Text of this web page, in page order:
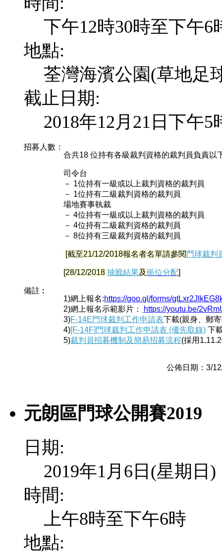
下午12時30時至下午6
地點:
荃灣海濱公園(草地足
截止日期:
2018年12月21日下午5
招募人數：
合共18 位持有各級裁判資格的裁判員負責以
司令台
－ 1位持有一級或以上裁判資格的裁判員
－ 1位持有二級裁判資格的裁判員
場地賽事執裁
－ 4位持有一級或以上裁判資格的裁判員
－ 4位持有二級裁判資格的裁判員
－ 8位持有三級裁判資格的裁判員
[截至21/12/2018報名者名單請參閱 門球裁判
[28/12/2018抽籤結果及崗位分配]
備註︰
1)網上報名:https://goo.gl/forms/
2)網上報名示範影片：
https://youtu.be/
3)F-14E門球裁判工作申請表下載(親身、郵
4)[F-14F]門球裁判工作申請表 (優先取錄) 下
5)裁判員招募機制及簡易招募流程(採用
公佈日期：3/12/
元朗區門球公開賽2019
日期:
2019年1月6日(星期日)
時間:
上午8時至下午6時
地點: